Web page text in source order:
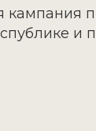
кампания
и